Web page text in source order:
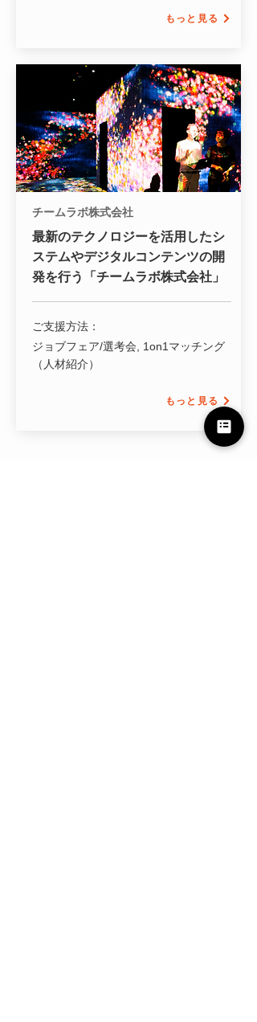
もっと見る
チームラボ株式会社
最新のテクノロジーを活用したシ
ステムやデジタルコンテンツの開
発を行う「チームラボ株式会社」
ご支援方法：
ジョブフェア/選考会, 1on1マッチング
（人材紹介）
もっと見る